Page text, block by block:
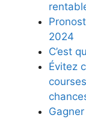
2024
C’est
Évitez